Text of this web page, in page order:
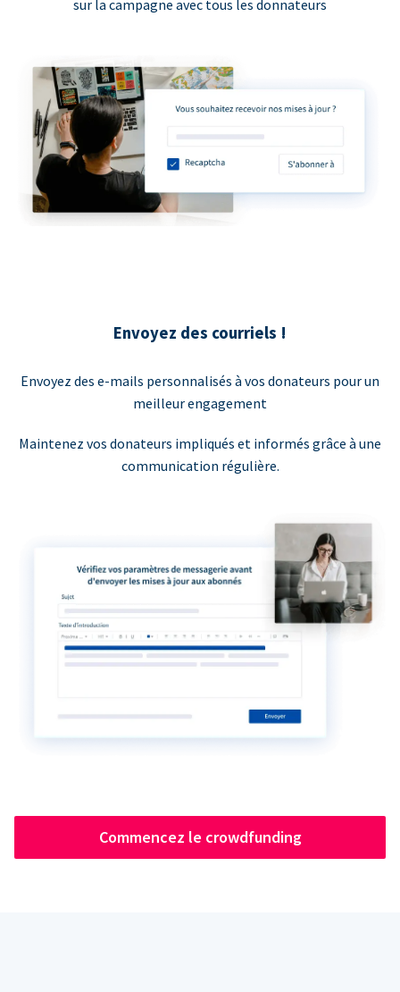
sur la campagne avec tous les donnateurs
Envoyez des courriels !
Envoyez des e-mails personnalisés à vos donateurs pour un
meilleur engagement
Maintenez vos donateurs impliqués et informés grâce à une
communication régulière.
Commencez le crowdfunding